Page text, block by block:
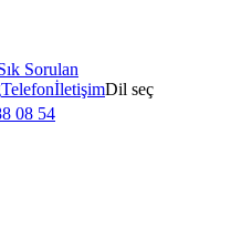
Sorulan
TelefonİletişimDil seç
08 54